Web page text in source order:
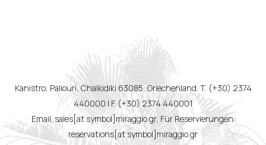
Kanistro, Paliouri, Chalkidiki 63085, Griechenland. T. (+30) 2374
440000 | F. (+30) 2374 440001
Email. sales[at symbol]miraggio.gr, Für Reservierungen:
reservations[at symbol]miraggio.gr